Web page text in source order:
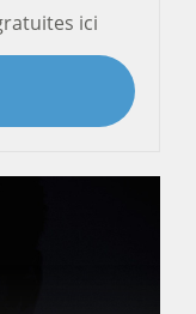
ici